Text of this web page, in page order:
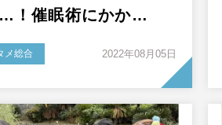
！催眠術にかか…
メ総合 2022年08月05日